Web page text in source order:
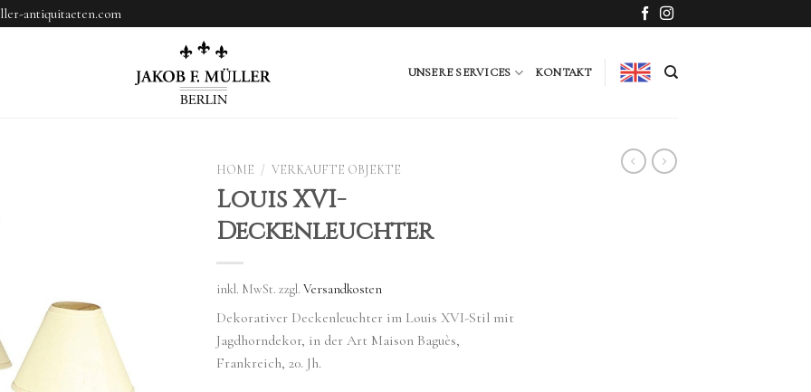
antiquitaeten.com
UNSERE SERVICES KONTAKT
HOME / VERKAUFTE OBJEKTE
Louis XVI-
Deckenleuchter
inkl. MwSt. zzgl. Versandkosten
Dekorativer Deckenleuchter im Louis XVI-Stil mit
Jagdhorndekor, in der Art Maison Baguès,
Frankreich, 20. Jh.